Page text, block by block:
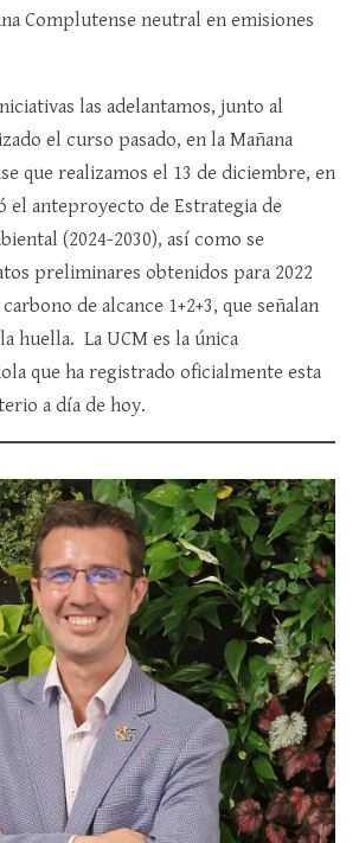
Complutense neutral en emisiones
las adelantamos, junto al
el curso pasado, en la Mañana
que realizamos el 13 de diciembre, en
el anteproyecto de Estrategia de
(2024-2030), así como se
preliminares obtenidos para 2022
de alcance 1+2+3, que señalan
huella. La UCM es la única
que ha registrado oficialmente esta
a día de hoy.